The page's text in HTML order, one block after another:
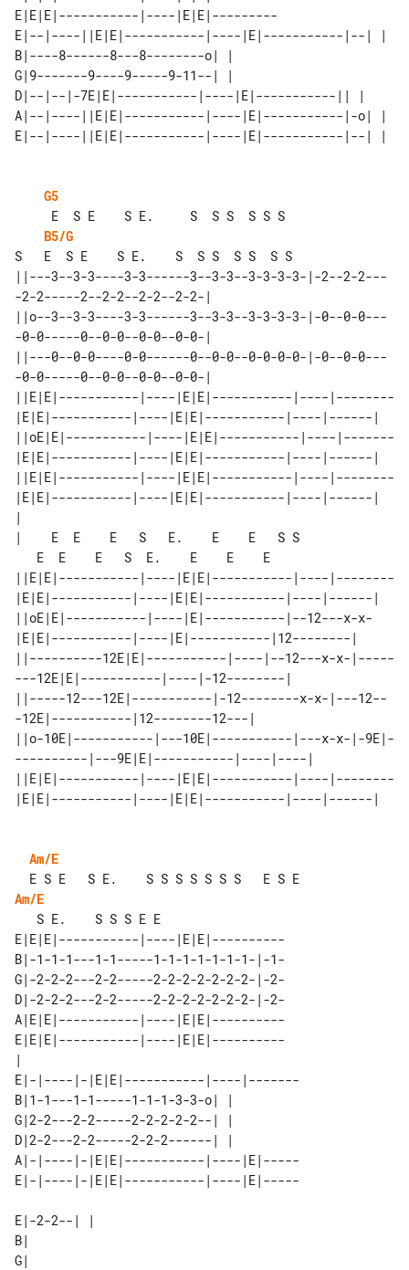
E|E|E|-----------|----|E|E|---------
E|--|----||E|E|-----------|----|E|-----------|--| |
B|----8------8---8--------o| |
G|9-------9----9-----9-11--| |
D|--|--|-7E|E|-----------|----|E|-----------|| |
A|--|----||E|E|-----------|----|E|-----------|-o| |
G5
B5/G
S   E  S E    S E.    S  S S  S S  S S
||---3--3-3----3-3------3--3-3--3-3-3-3-|-2--2-2---
-2-2-----2--2-2--2-2--2-2-|
||o--3--3-3----3-3------3--3-3--3-3-3-3-|-0--0-0---
-0-0-----0--0-0--0-0--0-0-|
||---0--0-0----0-0------0--0-0--0-0-0-0-|-0--0-0---
-0-0-----0--0-0--0-0--0-0-|
||E|E|-----------|----|E|E|-----------|----|--------
|E|E|-----------|----|E|E|-----------|----|------|
||oE|E|-----------|----|E|E|-----------|----|-------
|E|E|-----------|----|E|E|-----------|----|------|
||E|E|-----------|----|E|E|-----------|----|--------
|E|E|-----------|----|E|E|-----------|----|------|
|
|    E  E    E   S   E.    E    E   S S
||E|E|-----------|----|E|E|-----------|----|--------
|E|E|-----------|----|E|E|-----------|----|------|
||oE|E|-----------|----|E|-----------|--12---x-x-
|E|E|-----------|----|E|-----------|12--------|
||----------12E|E|-----------|----|--12---x-x-|-----
---12E|E|-----------|----|-12--------|
||-----12---12E|-----------|-12--------x-x-|---12--
-12E|-----------|12--------12---|
||o-10E|-----------|---10E|-----------|---x-x-|-9E|-
----------|---9E|E|-----------|----|----|
||E|E|-----------|----|E|E|-----------|----|--------
|E|E|-----------|----|E|E|-----------|----|------|
Am/E
Am/E
E|E|E|-----------|----|E|E|----------
B|-1-1-1---1-1-----1-1-1-1-1-1-1-|-1-
G|-2-2-2---2-2-----2-2-2-2-2-2-2-|-2-
D|-2-2-2---2-2-----2-2-2-2-2-2-2-|-2-
A|E|E|-----------|----|E|E|----------
E|E|E|-----------|----|E|E|----------
|
E|-|----|-|E|E|-----------|----|-------
B|1-1---1-1-----1-1-1-3-3-o| |
G|2-2---2-2-----2-2-2-2-2--| |
D|2-2---2-2-----2-2-2------| |
A|-|----|-|E|E|-----------|----|E|-----
E|-|----|-|E|E|-----------|----|E|-----
E|-2-2--| |
B|
G|